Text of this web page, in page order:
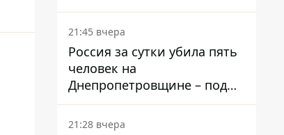
– он возглавил народное
голосование
21:45 вчера
Россия за сутки убила пять
человек на
Днепропетровщине – под
ударами оказались пять
районов области
21:28 вчера